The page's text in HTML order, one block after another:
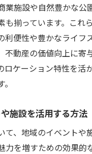
業施設や自然豊かな公
も揃っています。これ
利便性や豊かなライフ
不動産の価値向上に寄
ロケーション特性を活
施設を活用する方法
て、地域のイベントや
力を増すための効果的